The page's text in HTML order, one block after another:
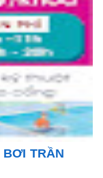
BƠI TRẦN